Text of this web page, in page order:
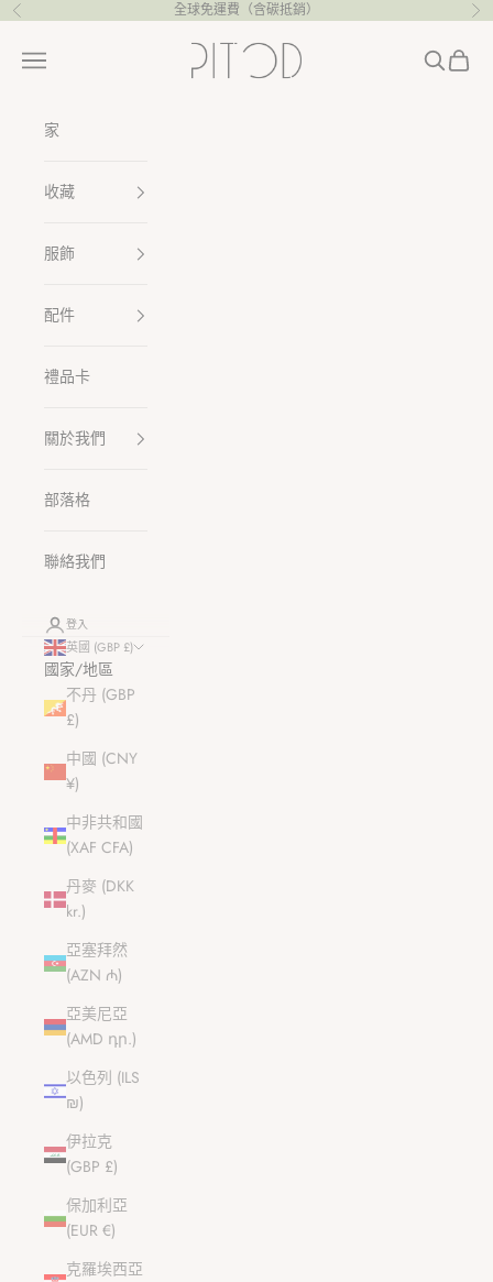
跳至內容
上一個 全球免運費（含碳抵銷） 下
Pitod
選單 搜尋購物車
家
收藏
服飾
配件
禮品卡
關於我們
部落格
聯絡我們
登入
英國 (GBP £)
國家/地區
不丹 (GBP
£)
中國 (CNY
¥)
中非共和國
(XAF CFA)
丹麥 (DKK
kr.)
亞塞拜然
(AZN ₼)
亞美尼亞
(AMD դր.)
以色列 (ILS
₪)
伊拉克
(GBP £)
保加利亞
(EUR €)
克羅埃西亞